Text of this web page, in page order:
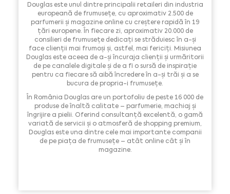
Douglas este unul dintre principalii retaileri din industria
europeană de frumusețe, cu aproximativ 2.500 de
parfumerii și magazine online cu creștere rapidă în 19
țări europene. În fiecare zi, aproximativ 20.000 de
consilieri de frumusețe dedicați se străduiesc în a-și
face clienții mai frumoși și, astfel, mai fericiți. Misiunea
Douglas este aceea de a-și încuraja clienții și urmăritorii
de pe canalele digitale și de a fi o sursă de inspirație
pentru ca fiecare să aibă încredere în a-și trăi și a se
bucura de propria-i frumusețe.
În România Douglas are un portofoliu de peste 16 000 de
produse de înaltă calitate – parfumerie, machiaj și
îngrijire a pielii. Oferind consultanță excelentă, o gamă
variată de servicii și o atmosferă de shopping premium,
Douglas este una dintre cele mai importante companii
de pe piața de frumusețe – atât online cât și în
magazine.